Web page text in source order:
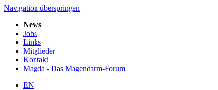
Navigation überspringen
News
Jobs
Links
Mitglieder
Kontakt
Magda - Das Magendarm-Forum
EN